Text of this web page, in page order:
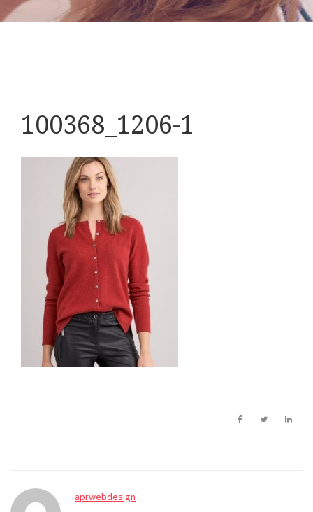
100368_1206-1
aprwebdesign